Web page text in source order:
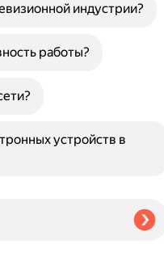
индустрии?
работы?
устройств в